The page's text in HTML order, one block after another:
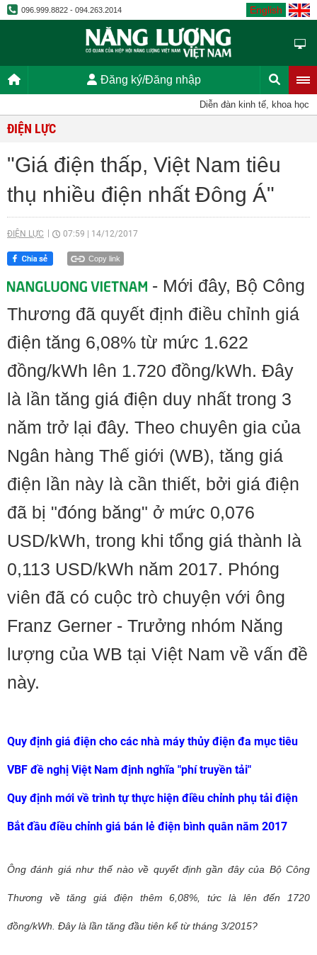
096.999.8822 - 094.263.2014 English
Đăng ký/Đăng nhập
Diễn đàn kinh tế, khoa học,
ĐIỆN LỰC
"Giá điện thấp, Việt Nam tiêu
thụ nhiều điện nhất Đông Á"
ĐIỆN LỰC 07:59 14/12/2017
Copy link
- Mới đây, Bộ Công
Thương đã quyết định điều chỉnh giá
điện tăng 6,08% từ mức 1.622
đồng/kWh lên 1.720 đồng/kWh. Đây
là lần tăng giá điện duy nhất trong 3
năm trở lại đây. Theo chuyên gia của
Ngân hàng Thế giới (WB), tăng giá
điện lần này là cần thiết, bởi giá điện
đã bị "đóng băng" ở mức 0,076
USD/kWh, trong khi tổng giá thành là
0,113 USD/kWh năm 2017. Phóng
viên đã có cuộc trò chuyện với ông
Franz Gerner - Trưởng nhóm Năng
lượng của WB tại Việt Nam về vấn đề
này.
Quy định giá điện cho các nhà máy thủy điện đa mục tiêu
VBF đề nghị Việt Nam định nghĩa "phí truyền tải"
Quy định mới về trình tự thực hiện điều chỉnh phụ tải điện
Bắt đầu điều chỉnh giá bán lẻ điện bình quân năm 2017
Ông đánh giá như thế nào về quyết định gần đây của Bộ Công
Thương về tăng giá điện thêm 6,08%, tức là lên đến 1720
đồng/kWh. Đây là lần tăng đầu tiên kể từ tháng 3/2015?